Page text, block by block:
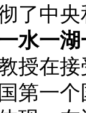
了中
水一
在接
第一